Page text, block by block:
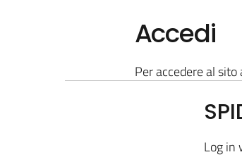
Accedi
Per accedere al
Log in